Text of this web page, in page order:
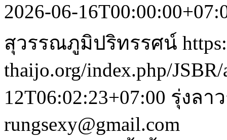
2026-06-
สุวรรณภูมิปริทรรศน์
thaijo.org/index.php/
12T06:02:23+07:00 รุ่งลา
rungsexy@gmail.com